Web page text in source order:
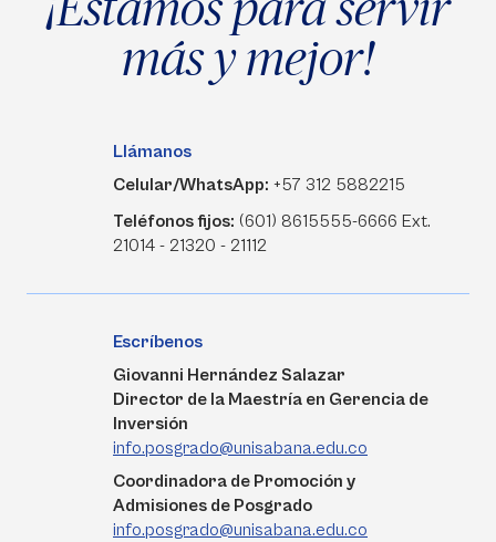
más y mejor!
Llámanos
Celular/WhatsApp: +57 312 5882215
Teléfonos fijos: (601) 8615555-6666 Ext.
21014 - 21320 - 21112
Escríbenos
Giovanni Hernández Salazar
Director de la Maestría en Gerencia de
Inversión
info.posgrado@unisabana.edu.co
Coordinadora de Promoción y
Admisiones de Posgrado
info.posgrado@unisabana.edu.co